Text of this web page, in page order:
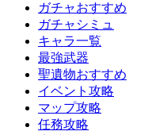
ガチャおすすめ
ガチャシミュ
キャラ一覧
最強武器
聖遺物おすすめ
イベント攻略
マップ攻略
任務攻略